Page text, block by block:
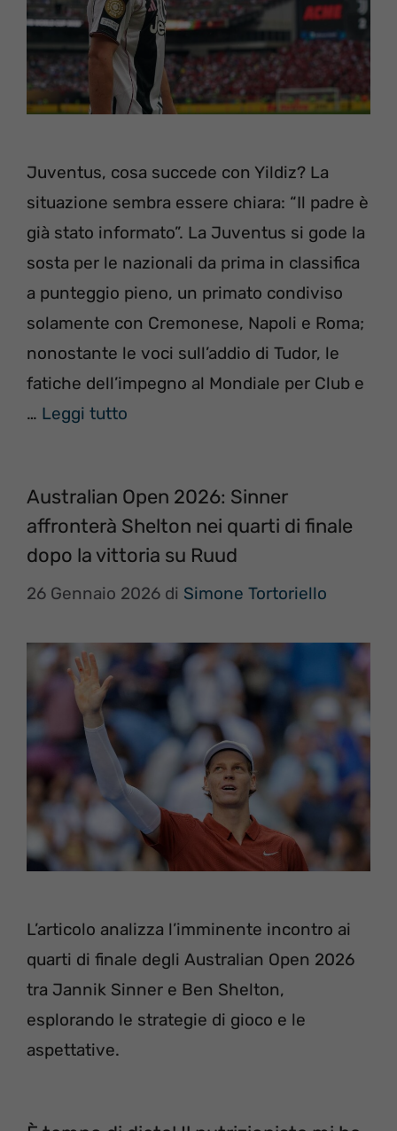
Juventus, cosa succede con Yildiz? La
situazione sembra essere chiara: “Il padre è
già stato informato”. La Juventus si gode la
sosta per le nazionali da prima in classifica
a punteggio pieno, un primato condiviso
solamente con Cremonese, Napoli e Roma;
nonostante le voci sull’addio di Tudor, le
fatiche dell’impegno al Mondiale per Club e
… Leggi tutto
Australian Open 2026: Sinner
affronterà Shelton nei quarti di finale
dopo la vittoria su Ruud
26 Gennaio 2026 di Simone Tortoriello
L’articolo analizza l’imminente incontro ai
quarti di finale degli Australian Open 2026
tra Jannik Sinner e Ben Shelton,
esplorando le strategie di gioco e le
aspettative.